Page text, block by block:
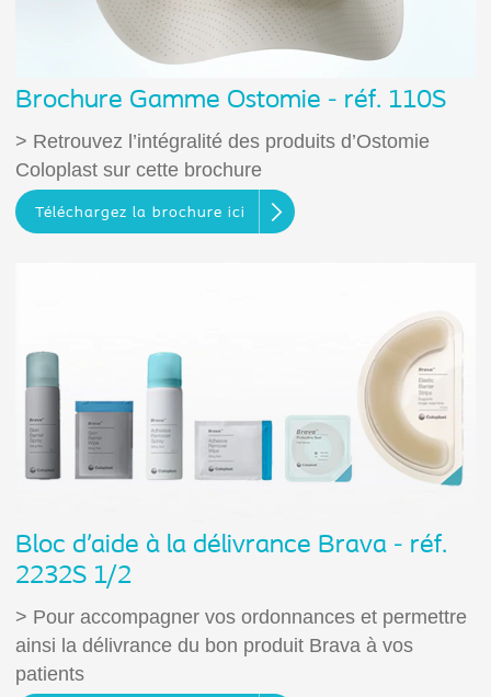
Brochure Gamme Ostomie - réf. 110S
> Retrouvez l’intégralité des produits d’Ostomie
Coloplast sur cette brochure
Téléchargez la brochure ici
Bloc d’aide à la délivrance Brava - réf.
2232S 1/2
> Pour accompagner vos ordonnances et permettre
ainsi la délivrance du bon produit Brava à vos
patients